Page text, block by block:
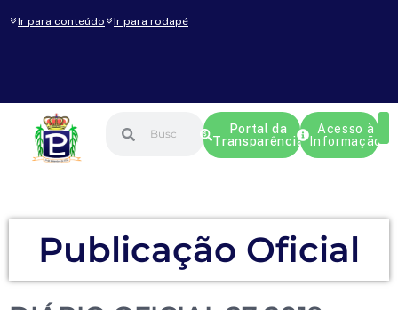
Ir para conteúdo Ir para rodapé
Portal da
Transparência
Acesso à
Informação
Publicação Oficial